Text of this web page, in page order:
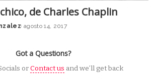
de Charles Chaplin
agosto 14, 2017
Got a Questions?
orContact us and we’ll get back